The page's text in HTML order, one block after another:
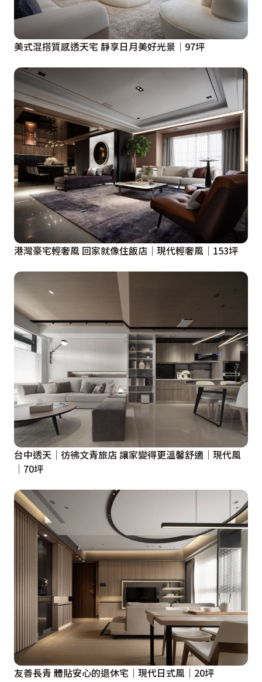
美式混搭質感透天宅 靜享日月美好光景│97坪
港灣豪宅輕奢風 回家就像住飯店│現代輕奢風│153坪
台中透天│彷彿文青旅店 讓家變得更溫馨舒適│現代風
│70坪
友善長青 體貼安心的退休宅｜現代日式風｜20坪